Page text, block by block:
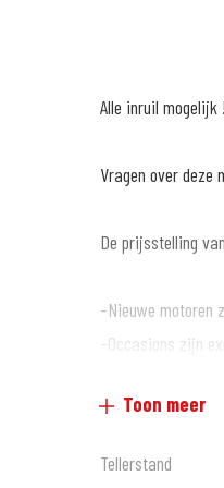
Alle inruil
Vragen over deze
De prijsstelling
-Nieuwe motoren
-Occasions zijn
Toon meer
Tellerstand